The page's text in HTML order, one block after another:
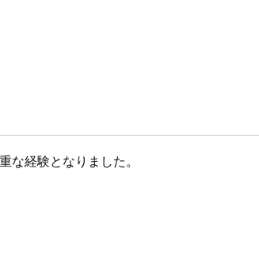
経験となりました。